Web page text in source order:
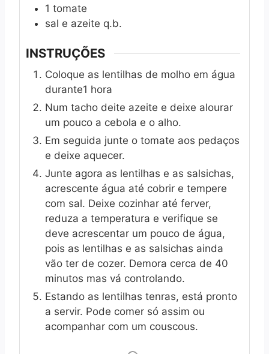
1 tomate
sal e azeite q.b.
INSTRUÇÕES
Coloque as lentilhas de molho em água
durante1 hora
Num tacho deite azeite e deixe alourar
um pouco a cebola e o alho.
Em seguida junte o tomate aos pedaços
e deixe aquecer.
Junte agora as lentilhas e as salsichas,
acrescente água até cobrir e tempere
com sal. Deixe cozinhar até ferver,
reduza a temperatura e verifique se
deve acrescentar um pouco de água,
pois as lentilhas e as salsichas ainda
vão ter de cozer. Demora cerca de 40
minutos mas vá controlando.
Estando as lentilhas tenras, está pronto
a servir. Pode comer só assim ou
acompanhar com um couscous.